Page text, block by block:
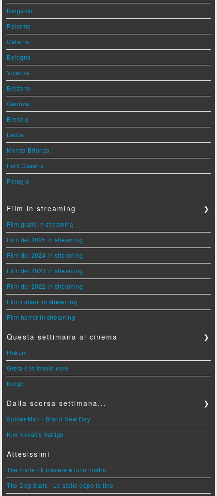
Bergamo
Palermo
Catania
Bologna
Vicenza
Bolzano
Genova
Brescia
Lecce
Monza Brianza
Forlì Cesena
Perugia
Film in streaming ❯
Film gratis in streaming
Film del 2025 in streaming
Film del 2024 in streaming
Film del 2023 in streaming
Film del 2022 in streaming
Film italiani in streaming
Film horror in streaming
Questa settimana al cinema ❯
Hokum
Greta e le favole vere
Borgo
Dalla scorsa settimana... ❯
Spider-Man - Brand New Day
Kim Novak's Vertigo
Attesissimi
The Invite - Il piacere è tutto nostro
The Dog Stars - Le stelle dopo la fine